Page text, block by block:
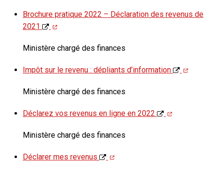
Brochure pratique 2022 – Déclaration des revenus de
2021
Ministère chargé des finances
Impôt sur le revenu : dépliants d’information
Ministère chargé des finances
Déclarez vos revenus en ligne en 2022
Ministère chargé des finances
Déclarer mes revenus